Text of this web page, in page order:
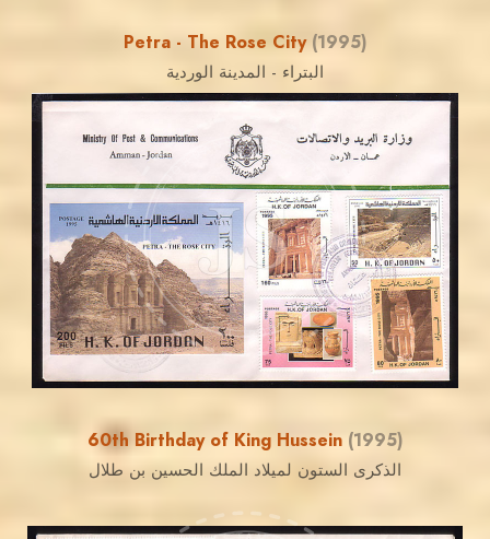
Petra - The Rose City (1995)
البتراء - المدينة الوردية
JS
JORDANSTAMPS.COM
EST. 2007
60th Birthday of King Hussein (1995)
الذكرى الستون لميلاد الملك الحسين بن طلال